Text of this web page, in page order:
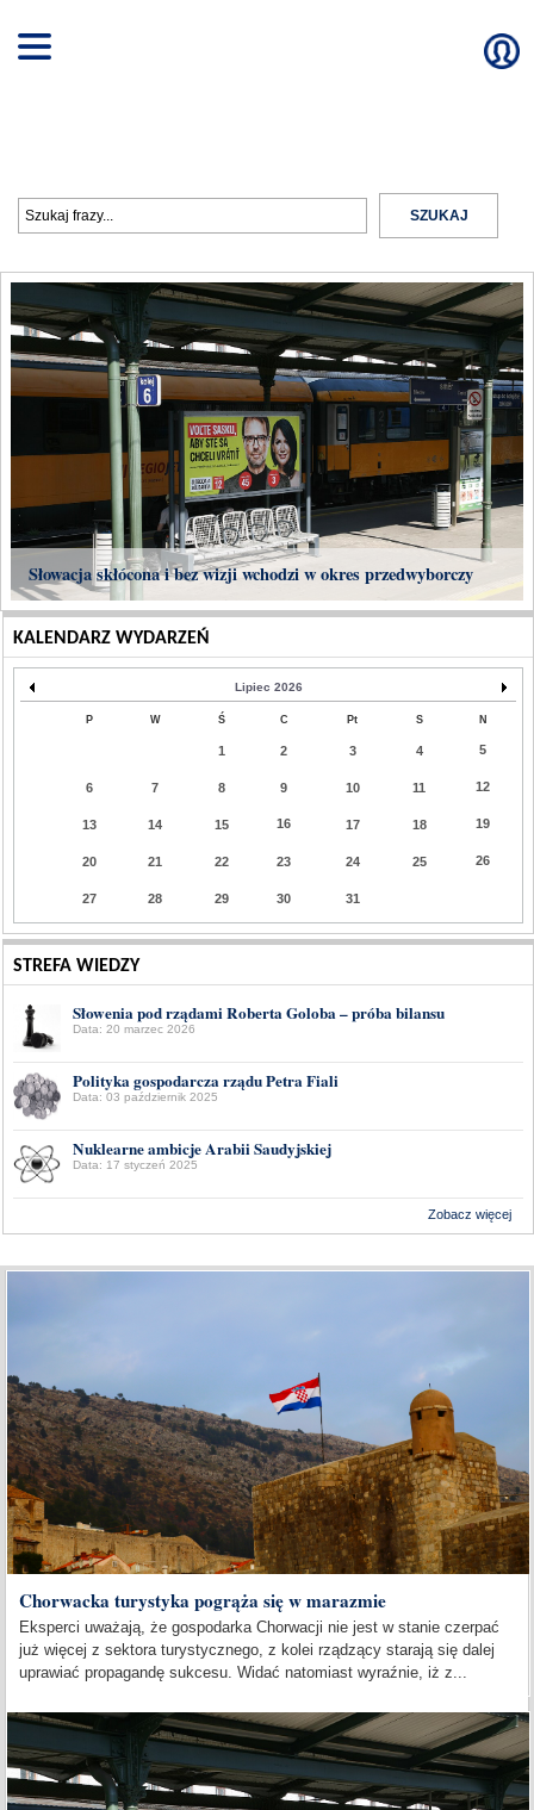
Słowacja skłócona i bez wizji wchodzi w okres przedwyborczy
KALENDARZ WYDARZEŃ
Lipiec 2026
P W Ś C Pt S N
1 2 3 4 5
6 7 8 9 10 11 12
13 14 15 16 17 18 19
20 21 22 23 24 25 26
27 28 29 30 31
STREFA WIEDZY
Słowenia pod rządami Roberta Goloba – próba bilansu
Data: 20 marzec 2026
Polityka gospodarcza rządu Petra Fiali
Data: 03 październik 2025
Nuklearne ambicje Arabii Saudyjskiej
Data: 17 styczeń 2025
Zobacz więcej
Chorwacka turystyka pogrąża się w marazmie
Eksperci uważają, że gospodarka Chorwacji nie jest w stanie czerpać
już więcej z sektora turystycznego, z kolei rządzący starają się dalej
uprawiać propagandę sukcesu. Widać natomiast wyraźnie, iż z...